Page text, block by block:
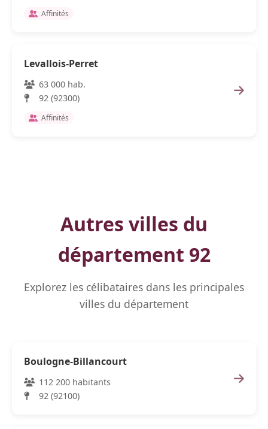
Affinités
Levallois-Perret
63 000 hab.
92 (92300)
Affinités
Autres villes du
département 92
Explorez les célibataires dans les principales
villes du département
Boulogne-Billancourt
112 200 habitants
92 (92100)